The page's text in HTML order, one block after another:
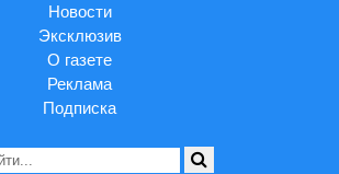
Новости
Эксклюзив
О газете
Реклама
Подписка